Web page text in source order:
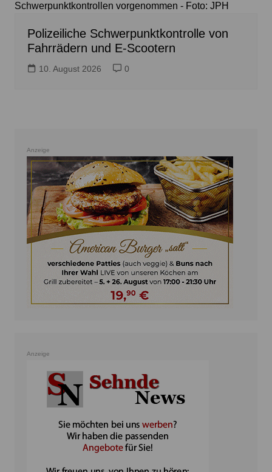
Schwerpunktkontrollen vorgenommen - Foto: JPH
Polizeiliche Schwerpunktkontrolle von
Fahrrädern und E-Scootern
10. August 2026 0
Anzeige
Anzeige